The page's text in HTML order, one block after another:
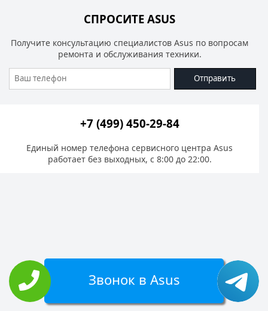
СПРОСИТЕ ASUS
Получите консультацию специалистов Asus по вопросам
ремонта и обслуживания техники.
Отправить
+7 (499) 450-29-84
Единый номер телефона сервисного центра Asus
работает без выходных, с 8:00 до 22:00.
Звонок в Asus